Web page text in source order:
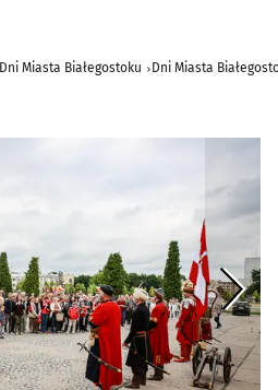
Dni Miasta Białegostoku Dni Miasta